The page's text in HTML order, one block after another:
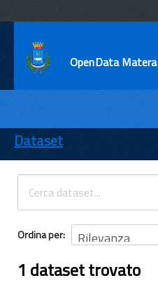
OpenData Matera
ENTI
TEMI
INFORMAZIONI
Dataset
Ordina per
1 dataset trovato